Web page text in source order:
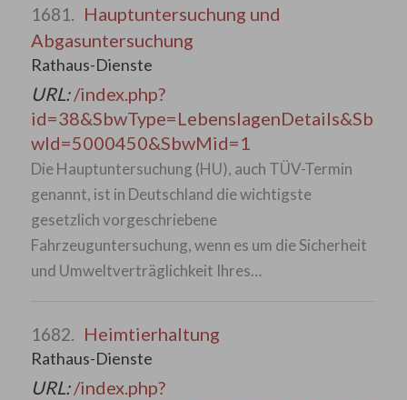
1681. Hauptuntersuchung und
Abgasuntersuchung
Rathaus-Dienste
URL:/index.php?
id=38&SbwType=LebenslagenDetails&Sb
wId=5000450&SbwMid=1
Die Hauptuntersuchung (HU), auch TÜV-Termin
genannt, ist in Deutschland die wichtigste
gesetzlich vorgeschriebene
Fahrzeuguntersuchung, wenn es um die Sicherheit
und Umweltverträglichkeit Ihres…
1682. Heimtierhaltung
Rathaus-Dienste
URL:/index.php?